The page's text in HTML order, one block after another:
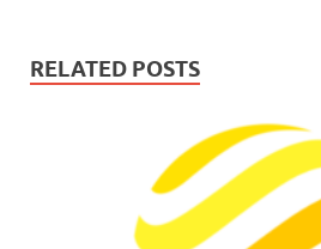
RELATED POSTS